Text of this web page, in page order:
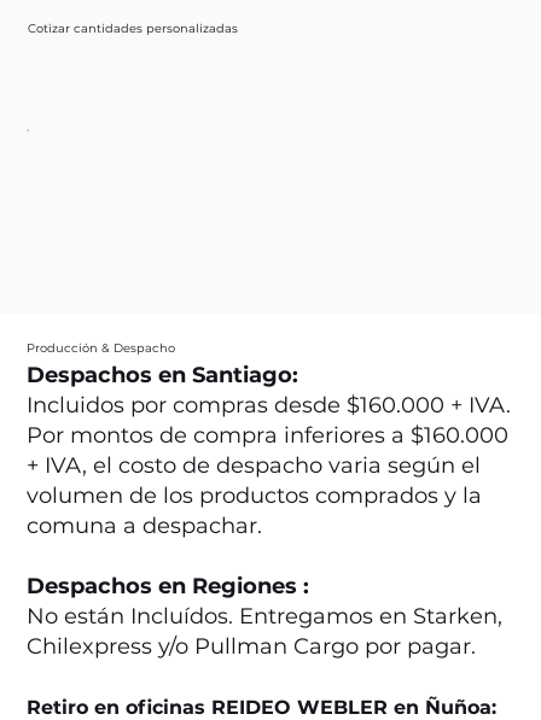
Cotizar cantidades personalizadas
Producción & Despacho
Despachos en Santiago:
Incluidos por compras desde $160.000 + IVA.
Por montos de compra inferiores a $160.000
+ IVA, el costo de despacho varia según el
volumen de los productos comprados y la
comuna a despachar.
Despachos en Regiones :
No están Incluídos. Entregamos en Starken,
Chilexpress y/o Pullman Cargo por pagar.
Retiro en oficinas REIDEO WEBLER en Ñuñoa: